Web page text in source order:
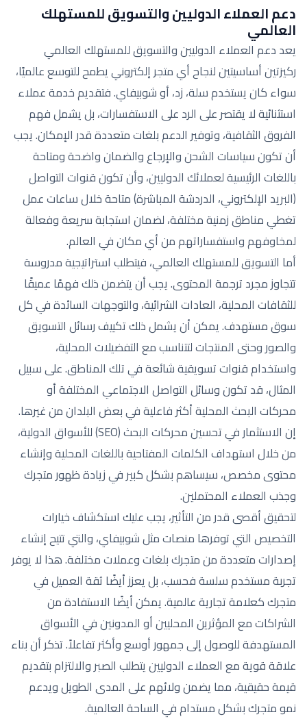
دعم العملاء الدوليين والتسويق للمستهلك
العالمي
يعد دعم العملاء الدوليين والتسويق للمستهلك العالمي
ركيزتين أساسيتين لنجاح أي متجر إلكتروني يطمح للتوسع عالميًا،
سواء كان يستخدم سلة، زد، أو شوبيفاي. فتقديم خدمة عملاء
استثنائية لا يقتصر على الرد على الاستفسارات، بل يشمل فهم
الفروق الثقافية، وتوفير الدعم بلغات متعددة قدر الإمكان. يجب
أن تكون سياسات الشحن والإرجاع والضمان واضحة ومتاحة
باللغات الرئيسية لعملائك الدوليين، وأن تكون قنوات التواصل
(البريد الإلكتروني، الدردشة المباشرة) متاحة خلال ساعات عمل
تغطي مناطق زمنية مختلفة، لضمان استجابة سريعة وفعالة
لمخاوفهم واستفساراتهم من أي مكان في العالم.
أما التسويق للمستهلك العالمي، فيتطلب استراتيجية مدروسة
تتجاوز مجرد ترجمة المحتوى. يجب أن يتضمن ذلك فهمًا عميقًا
للثقافات المحلية، العادات الشرائية، والتوجهات السائدة في كل
سوق مستهدف. يمكن أن يشمل ذلك تكييف رسائل التسويق
والصور وحتى المنتجات لتتناسب مع التفضيلات المحلية،
واستخدام قنوات تسويقية شائعة في تلك المناطق. على سبيل
المثال، قد تكون وسائل التواصل الاجتماعي المختلفة أو
محركات البحث المحلية أكثر فاعلية في بعض البلدان من غيرها.
إن الاستثمار في تحسين محركات البحث (SEO) للأسواق الدولية،
من خلال استهداف الكلمات المفتاحية باللغات المحلية وإنشاء
محتوى مخصص، سيساهم بشكل كبير في زيادة ظهور متجرك
وجذب العملاء المحتملين.
لتحقيق أقصى قدر من التأثير، يجب عليك استكشاف خيارات
التخصيص التي توفرها منصات مثل شوبيفاي، والتي تتيح إنشاء
إصدارات متعددة من متجرك بلغات وعملات مختلفة. هذا لا يوفر
تجربة مستخدم سلسة فحسب، بل يعزز أيضًا ثقة العميل في
متجرك كعلامة تجارية عالمية. يمكن أيضًا الاستفادة من
الشراكات مع المؤثرين المحليين أو المدونين في الأسواق
المستهدفة للوصول إلى جمهور أوسع وأكثر تفاعلاً. تذكر أن بناء
علاقة قوية مع العملاء الدوليين يتطلب الصبر والالتزام بتقديم
قيمة حقيقية، مما يضمن ولائهم على المدى الطويل ويدعم
نمو متجرك بشكل مستدام في الساحة العالمية.